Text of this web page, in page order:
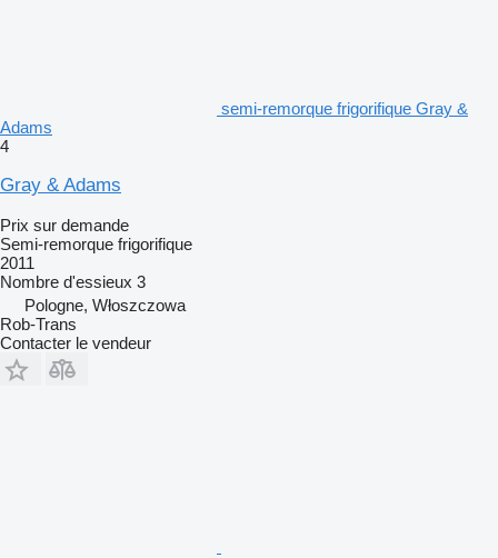
semi-remorque frigorifique Gray &
Adams
4
Gray & Adams
Prix sur demande
Semi-remorque frigorifique
2011
Nombre d'essieux 3
Pologne, Włoszczowa
Rob-Trans
Contacter le vendeur